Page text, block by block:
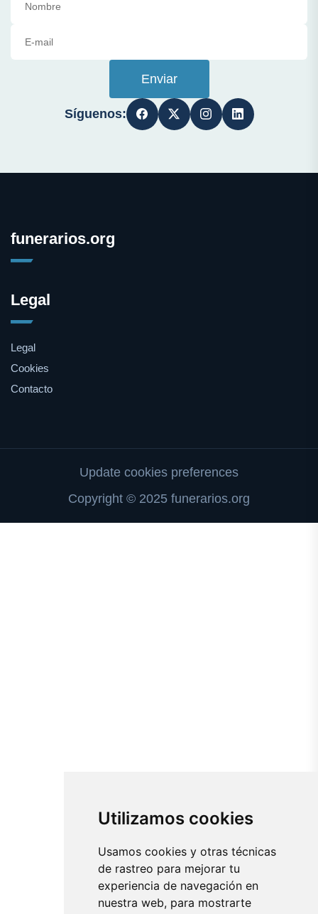
Utilizamos cookies
Usamos cookies y otras técnicas
de rastreo para mejorar tu
experiencia de navegación en
nuestra web, para mostrarte
Enviar
Síguenos:
funerarios.org
Legal
Legal
Cookies
Contacto
Update cookies preferences
Copyright © 2025 funerarios.org